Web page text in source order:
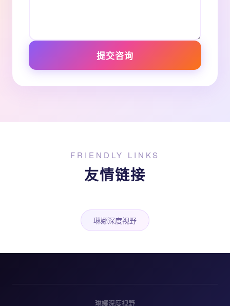
提交咨询
FRIENDLY LINKS
友情链接
琳娜深度视野
琳娜深度视野